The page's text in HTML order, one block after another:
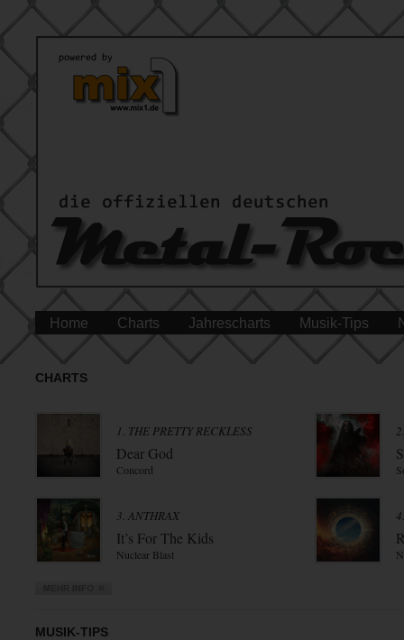
Home Charts Jahrescharts Musik-Tips
CHARTS
1. THE PRETTY RECKLESS
Dear God
Concord
3. ANTHRAX
It’s For The Kids
Nuclear Blast
MUSIK-TIPS